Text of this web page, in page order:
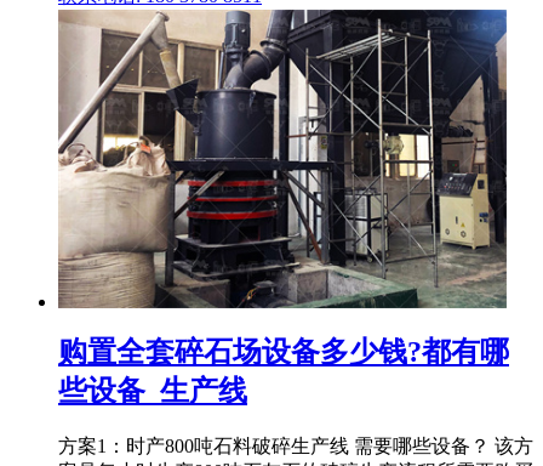
购置全套碎石场设备多少钱?都有哪
些设备_生产线
方案1：时产800吨石料破碎生产线 需要哪些设备？ 该方